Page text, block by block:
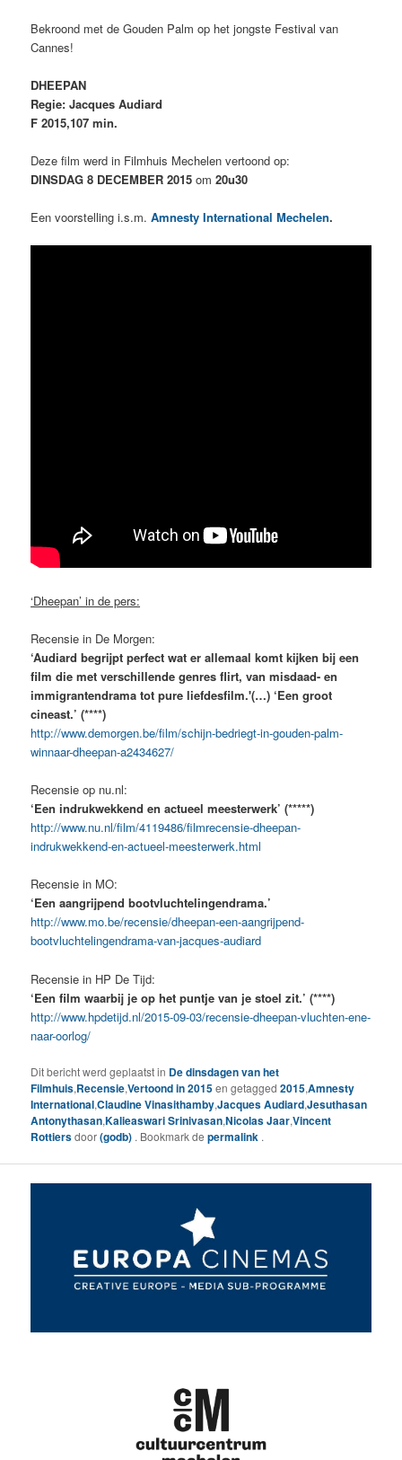
Bekroond met de Gouden Palm op het jongste Festival van
Cannes!
DHEEPAN
Regie: Jacques Audiard
F 2015,107 min.
Deze film werd in Filmhuis Mechelen vertoond op:
DINSDAG 8 DECEMBER 2015om 20u30
Een voorstelling i.s.m. Amnesty International Mechelen.
‘Dheepan’ in de pers:
Recensie in De Morgen:
‘Audiard begrijpt perfect wat er allemaal komt kijken bij een
film die met verschillende genres flirt, van misdaad- en
immigrantendrama tot pure liefdesfilm.'(…) ‘Een groot
cineast.’ (****)
http://www.demorgen.be/film/schijn-bedriegt-in-gouden-palm-
winnaar-dheepan-a2434627/
Recensie op nu.nl:
‘Een indrukwekkend en actueel meesterwerk’ (*****)
http://www.nu.nl/film/4119486/filmrecensie-dheepan-
indrukwekkend-en-actueel-meesterwerk.html
Recensie in MO:
‘Een aangrijpend bootvluchtelingendrama.’
http://www.mo.be/recensie/dheepan-een-aangrijpend-
bootvluchtelingendrama-van-jacques-audiard
Recensie in HP De Tijd:
‘Een film waarbij je op het puntje van je stoel zit.’ (****)
http://www.hpdetijd.nl/2015-09-03/recensie-dheepan-vluchten-ene-
naar-oorlog/
Dit bericht werd geplaatst in De dinsdagen van het
Filmhuis,Recensie,Vertoond in 2015en getagged2015,Amnesty
International,Claudine Vinasithamby,Jacques Audiard,Jesuthasan
Antonythasan,Kalieaswari Srinivasan,Nicolas Jaar,Vincent
Rottiersdoor(godb) . Bookmark depermalink .